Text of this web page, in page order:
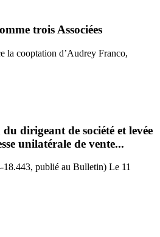
trois Associées
la cooptation d’Audrey Franco,
dirigeant de société et levée
unilatérale de vente...
publié au Bulletin) Le 11